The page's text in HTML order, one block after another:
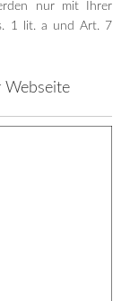
nur mit Ihrer
1 lit. a und Art. 7
Webseite